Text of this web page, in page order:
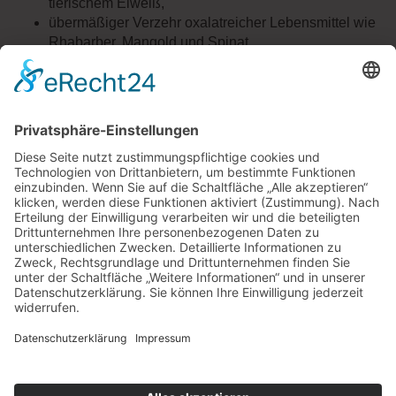
übermäßiger Verzehr oxalatreicher Lebensmittel wie
Rhabarber, Mangold und Spinat
Nahrungsergänzungsmittel oder kalziumreiche
Kommt es immer wieder zu Nieren- oder Harnleitersteinen,
muss dies gründlich untersucht werden. Denn manchmal
steckt dahinter auch eine angeborene
Stoffwechselerkrankung.
Quelle:Deutsche Gesellschaft für Nephrologie
« zurück zur Übersicht
APOTHEKE SCHÖNE AUSSICHT